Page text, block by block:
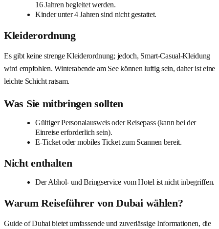
16 Jahren begleitet werden.
Kinder unter 4 Jahren sind nicht gestattet.
Kleiderordnung
Es gibt keine strenge Kleiderordnung; jedoch, Smart-Casual-Kleidung
wird empfohlen. Winterabende am See können luftig sein, daher ist eine
leichte Schicht ratsam.
Was Sie mitbringen sollten
Gültiger Personalausweis oder Reisepass (kann bei der
Einreise erforderlich sein).
E-Ticket oder mobiles Ticket zum Scannen bereit.
Nicht enthalten
Der Abhol- und Bringservice vom Hotel ist nicht inbegriffen.
Warum Reiseführer von Dubai wählen?
Guide of Dubai bietet umfassende und zuverlässige Informationen, die